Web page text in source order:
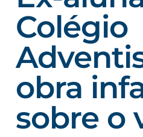
Colégio
obra
sobre o